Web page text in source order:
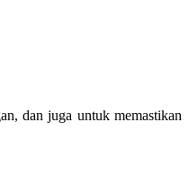
dan juga untuk memastikan